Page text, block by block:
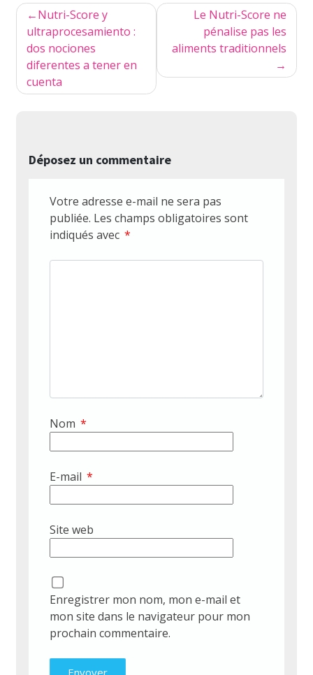
Navigation
de
l’article
Nutri-Score y
ultraprocesamiento :
dos nociones
diferentes a tener en
cuenta
Le Nutri-Score ne
pénalise pas les
aliments traditionnels
Déposez un commentaire
Votre adresse e-mail ne sera pas
publiée. Les champs obligatoires sont
indiqués avec *
Nom *
E-mail *
Site web
Enregistrer mon nom, mon e-mail et
mon site dans le navigateur pour mon
prochain commentaire.